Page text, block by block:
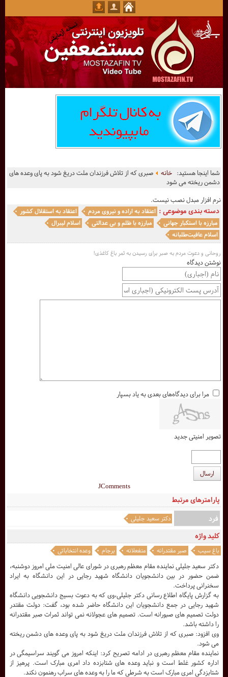
شما اینجا هستید:خانه
صبری که از تلاش فرزندان ملت دریغ شود به پای وعده های
دشمن ریخته می شود
نرم افزار مبدل نصب نیست.
دسته بندی موضوعی : اعتقاد به اراده و نیروی مردم
اعتقاد به استقلال کشور
مبارزه با استکبار جهانی
مبارزه با ظلم و بی عدالتی
اسلام لیبرال
اسلام عافیت‌طلبانه
روحانی و دعوت مردم به صبر برای رسیدن به ثمر باغ کاغذی!
دکتر سعید جلیلی نماینده مقام معظم رهبری در شورای عالی امنیت ملی امروز دوشنبه،
ضمن حضور در بین دانشجویان دانشگاه شهید رجایی در این دانشگاه به ایراد
سخنرانی پرداخت.
به گزارش پایگاه اطلاع رسانی دکتر جلیلی،وی که به دعوت بسیج دانشجویی دانشگاه
شهید رجایی در جمع دانشجویان این دانشگاه حاضر شده بود، گفت: دولت مقتدر
دولت تصمیم های صبورانه است. تصمیم های عجولانه نمی تواند ثمرات صبر مقتدرانه
را داشته باشد.
وی افزود: صبری که از تلاش فرزندان ملت دریغ شود به پای وعده های دشمن ریخته
می شود.
نماینده مقام معظم رهبری در ادامه تصریح کرد: اینکه امروز می گویند سراسیمگی در
اداره کشور غلط است و نباید وعده های شتابزده داد امری مبارک است. پرهیز از
شتابزدگی امری مبارک است به شرطی که ما را به وعده های سراب رهنمون نکند.
کلید واژه
باغ سیب صبر مقتدرانه منفعلانه برجام وعده انتخاباتی
پارامترهای مرتبط
فرد
دکتر سعید جلیلی
نوشتن دیدگاه
مرا برای دیدگاه‌های بعدی به یاد بسپار
تصویر امنیتی جدید
ارسال
JComments